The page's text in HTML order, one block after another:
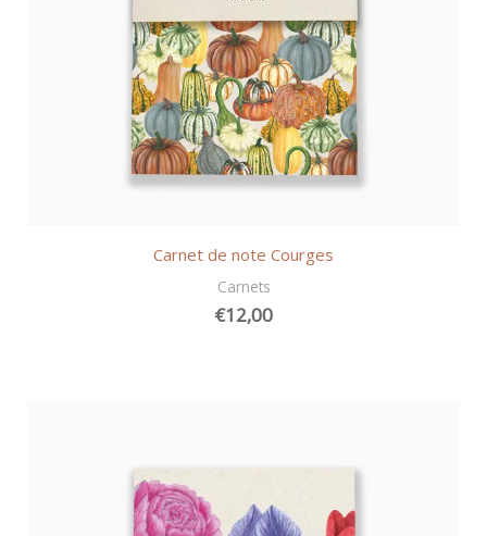
Carnet de note Courges
Carnets
€12,00